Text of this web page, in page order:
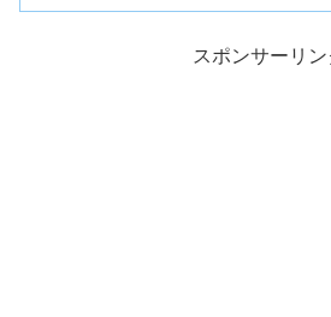
スポンサーリン